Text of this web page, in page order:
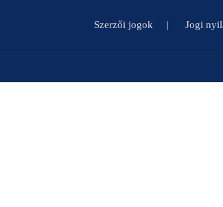
Szerzői jogok Jogi